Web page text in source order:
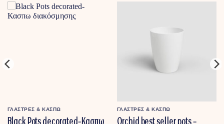
ΓΛΑΣΤΡΕΣ & ΚΑΣΠΩ
Black Pots decorated-Κασπω
ΓΛΑΣΤΡΕΣ & ΚΑΣΠΩ
Orchid best seller pots –